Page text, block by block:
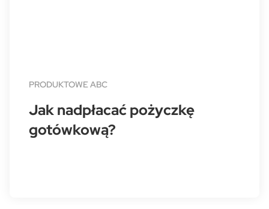
PRODUKTOWE ABC
Jak nadpłacać pożyczkę
gotówkową?